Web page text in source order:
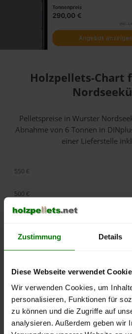
Zustimmung Details
Diese Webseite verwendet
Wir verwenden Cookies, um
personalisieren, Funktionen für
zu können und die Zugriffe auf
analysieren. Außerdem geben wir
Holzpellets-Chart
Pelletspreise in Wurster
Abnahmevon 6 Tonnen in
einer Lieferstelle
September
2025
Januar
2026
250 €
300 €
400 €
500 €
550 €